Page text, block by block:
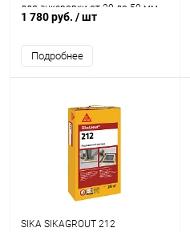
для анкеровки от 20 до 50 мм.
(25кг)
1 780 руб. / шт
Подробнее
SIKA SIKAGROUT 212